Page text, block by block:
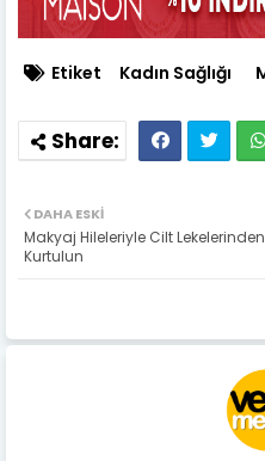
Etiket Kadın Sağlığı
DAHA ESKI
Makyaj Hileleriyle Cilt Lekelerinden
Kurtulun